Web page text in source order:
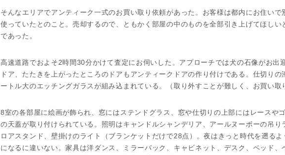
そんなエリアでアンティーク一式のお買い取り依頼があった。お客様は都内にお住いで
使っていたとのこと。売却するので、ともかく部屋の中のものを全部引き上げてほしい
であった。
高速道路でおよそ2時間30分かけて査定にお伺いした。アプローチでは犬の石像がお出
ドア、たたきを上がったところのドアもアンティークドアの作り付けである。仕切りの
ートル大のエッチングガラスが組み込まれている。（取り外すことが難しく、お買い取
8室の各部屋に絵画が飾られ、窓にはステンドグラス、窓や仕切りの上部にはレースや
の天蓋が取り付けられている。照明はキャンドルシャンデリア、アールヌーボーの吊り
ロアスタンド、壁掛けのライト（ブランケットだけで28点）。夜はきっと時代を遡るよ
になるに違いない。家具は洋ダンス、ミラーバック、キャビネット、デスク、ベッド、